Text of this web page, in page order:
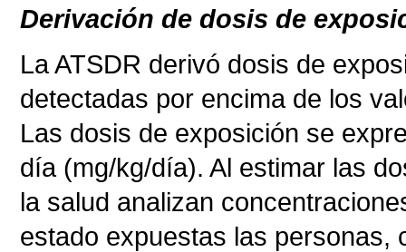
Derivación de dosis de
La ATSDR derivó dosis de
detectadas por encima de los
Las dosis de exposición se
día (mg/kg/día). Al estimar las
la salud analizan
estado expuestas las personas,